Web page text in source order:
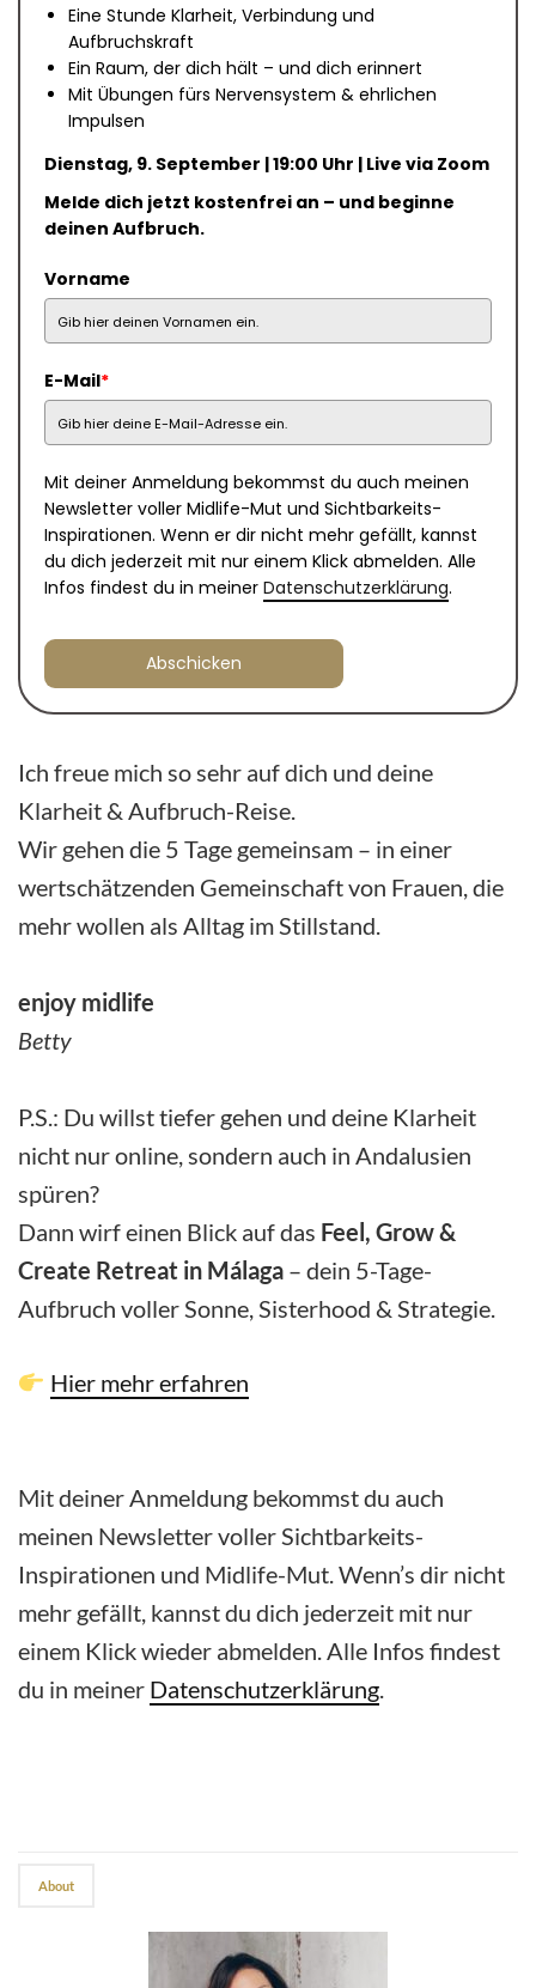
Eine Stunde Klarheit, Verbindung und
Aufbruchskraft
Ein Raum, der dich hält – und dich erinnert
Mit Übungen fürs Nervensystem & ehrlichen
Impulsen
Dienstag, 9. September | 19:00 Uhr | Live via Zoom
Melde dich jetzt kostenfrei an – und beginne
deinen Aufbruch.
Vorname
E-Mail*
Mit deiner Anmeldung bekommst du auch meinen
Newsletter voller Midlife-Mut und Sichtbarkeits-
Inspirationen. Wenn er dir nicht mehr gefällt, kannst
du dich jederzeit mit nur einem Klick abmelden. Alle
Infos findest du in meiner Datenschutzerklärung.
Abschicken
Ich freue mich so sehr auf dich und deine
Klarheit & Aufbruch-Reise.
Wir gehen die 5 Tage gemeinsam – in einer
wertschätzenden Gemeinschaft von Frauen, die
mehr wollen als Alltag im Stillstand.
enjoy midlife
Betty
P.S.: Du willst tiefer gehen und deine Klarheit
nicht nur online, sondern auch in Andalusien
spüren?
Dann wirf einen Blick auf das Feel, Grow &
Create Retreat in Málaga – dein 5-Tage-
Aufbruch voller Sonne, Sisterhood & Strategie.
Hier mehr erfahren
Mit deiner Anmeldung bekommst du auch
meinen Newsletter voller Sichtbarkeits-
Inspirationen und Midlife-Mut. Wenn’s dir nicht
mehr gefällt, kannst du dich jederzeit mit nur
einem Klick wieder abmelden. Alle Infos findest
du in meiner Datenschutzerklärung
About